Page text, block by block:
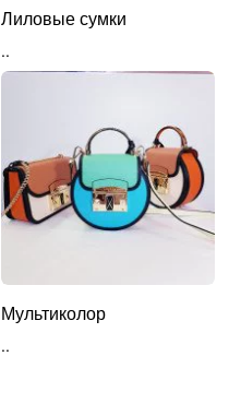
Лиловые сумки
..
Мультиколор
..